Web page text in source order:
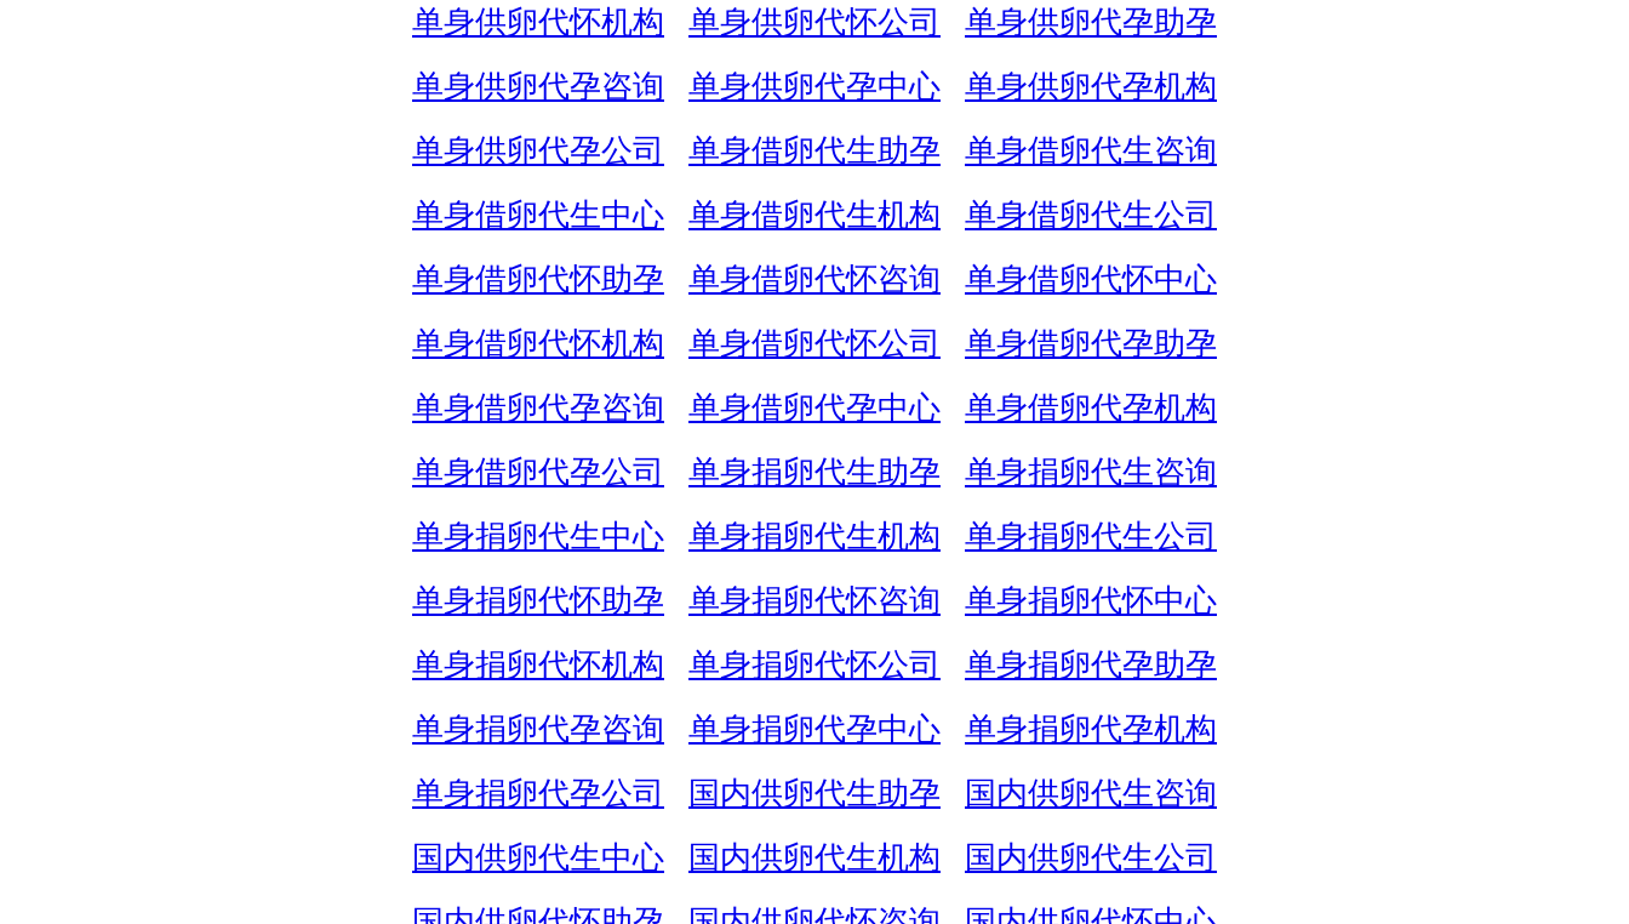
单身供卵代怀机构
单身供卵代怀公司
单身供卵代孕助孕
单身供卵代孕咨询
单身供卵代孕中心
单身供卵代孕机构
单身供卵代孕公司
单身借卵代生助孕
单身借卵代生咨询
单身借卵代生中心
单身借卵代生机构
单身借卵代生公司
单身借卵代怀助孕
单身借卵代怀咨询
单身借卵代怀中心
单身借卵代怀机构
单身借卵代怀公司
单身借卵代孕助孕
单身借卵代孕咨询
单身借卵代孕中心
单身借卵代孕机构
单身借卵代孕公司
单身捐卵代生助孕
单身捐卵代生咨询
单身捐卵代生中心
单身捐卵代生机构
单身捐卵代生公司
单身捐卵代怀助孕
单身捐卵代怀咨询
单身捐卵代怀中心
单身捐卵代怀机构
单身捐卵代怀公司
单身捐卵代孕助孕
单身捐卵代孕咨询
单身捐卵代孕中心
单身捐卵代孕机构
单身捐卵代孕公司
国内供卵代生助孕
国内供卵代生咨询
国内供卵代生中心
国内供卵代生机构
国内供卵代生公司